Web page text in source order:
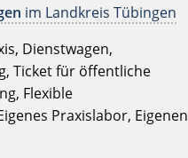
im Landkreis Tübingen
Dienstwagen,
Ticket für öffentliche
Flexible
Praxislabor, Eigenen